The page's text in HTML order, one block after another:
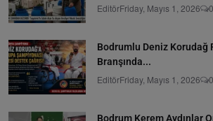
EditörFriday, Mayıs 1, 2026 0
Bodrumlu Deniz Korudağ
Branşında...
EditörFriday, Mayıs 1, 2026 0
Bodrum Kerem Aydınlar